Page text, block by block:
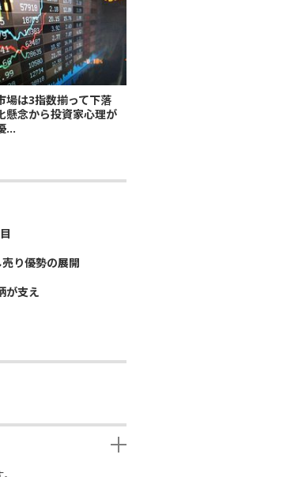
場は3指数揃って下落
懸念から投資家心理が
...
り優勢の展開
が支え